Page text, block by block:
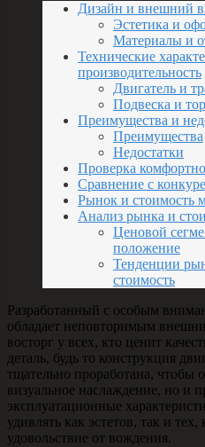
Дизайн и внешний
Эстетика и
Материалы и
Технические
производительность
Двигатель и
Подвеска и
Преимущества и
Преимущества
Недостатки
Проверка
Сравнение с
Рынок и стоимость
Анализ рынка и
Ценовой
положение
Тенденции
стоимость
Разработанный с особым
обладает неповторимым
восторг у всех, кто ценит
деталь, будь то конструкция
тщательно проработана, чтобы
визуальное наслаждение, но и
эксплуатационные
удивлять как эстетов, так и
удовольствие от вождения.